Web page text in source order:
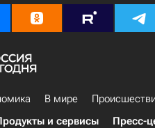
В мире
и сервисы Пресс-